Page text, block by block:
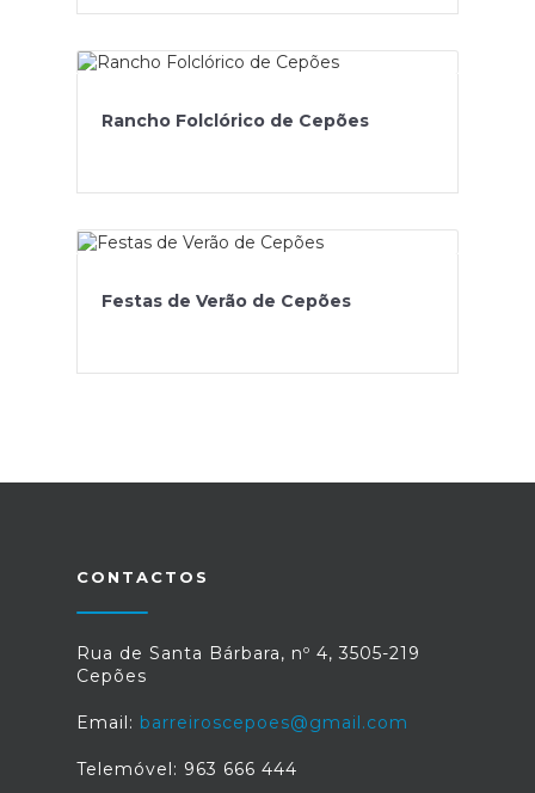
Rancho Folclórico de Cepões
Festas de Verão de Cepões
CONTACTOS
Rua de Santa Bárbara, nº 4, 3505-219
Cepões
Email: barreiroscepoes@gmail.com
Telemóvel: 963 666 444